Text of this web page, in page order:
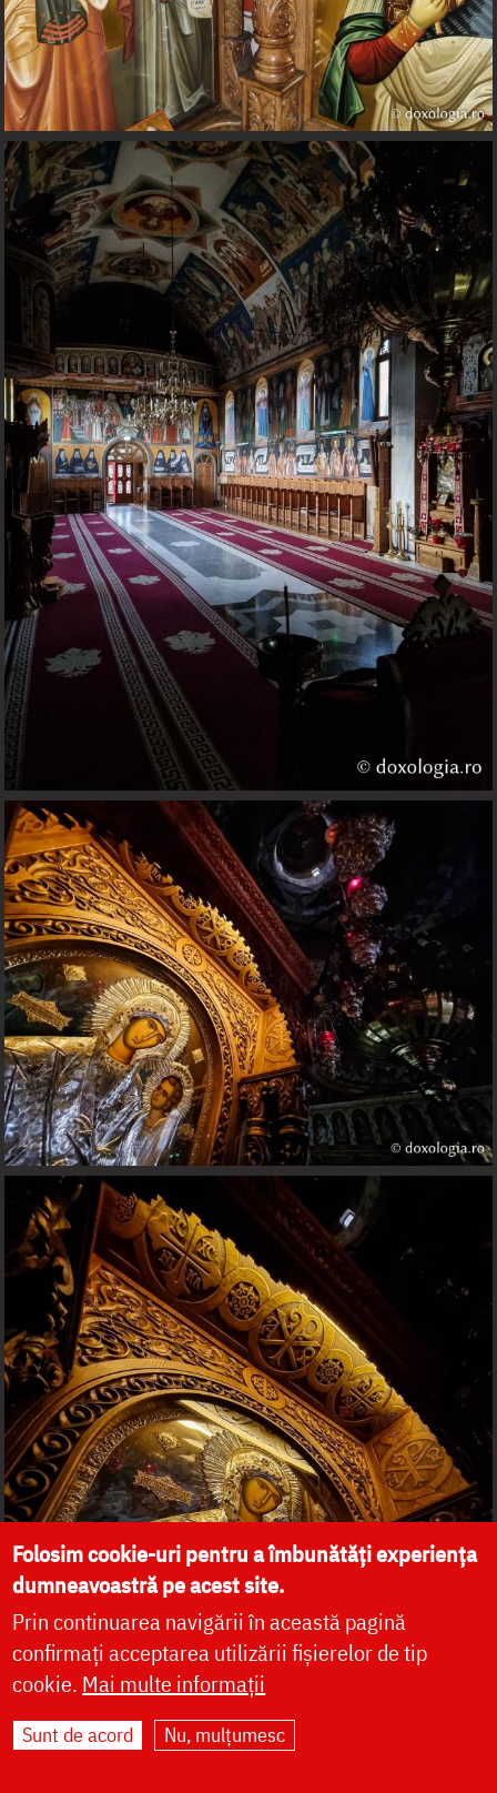
Folosim cookie-uri pentru a îmbunătăți experiența
dumneavoastră pe acest site.
Prin continuarea navigării în această pagină
confirmați acceptarea utilizării fișierelor de tip
cookie. Mai multe informații
Sunt de acord Nu, mulțumesc